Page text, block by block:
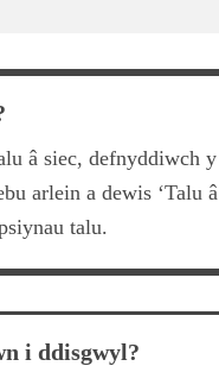
â siec, defnyddiwch y
arlein a dewis ‘Talu â
talu.
i ddisgwyl?